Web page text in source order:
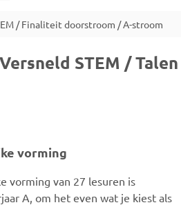
/ Finaliteit doorstroom / A-stroom
STEM / Talen
vorming
vorming van 27 lesuren is
A, om het even wat je kiest als